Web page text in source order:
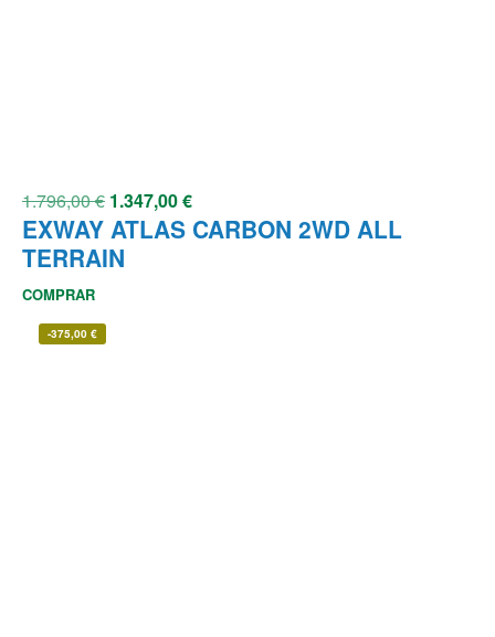
1.796,00€ 1.347,00€
EXWAY ATLAS CARBON 2WD ALL
TERRAIN
COMPRAR
-375,00 €